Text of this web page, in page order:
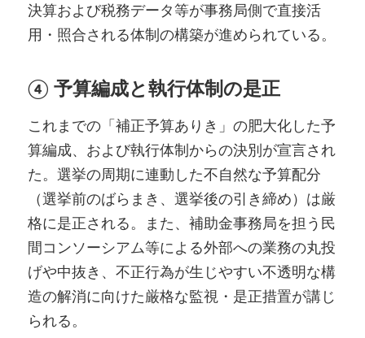
決算および税務データ等が事務局側で直接活
用・照合される体制の構築が進められている。
④ 予算編成と執行体制の是正
これまでの「補正予算ありき」の肥大化した予
算編成、および執行体制からの決別が宣言され
た。選挙の周期に連動した不自然な予算配分
（選挙前のばらまき、選挙後の引き締め）は厳
格に是正される。また、補助金事務局を担う民
間コンソーシアム等による外部への業務の丸投
げや中抜き、不正行為が生じやすい不透明な構
造の解消に向けた厳格な監視・是正措置が講じ
られる。